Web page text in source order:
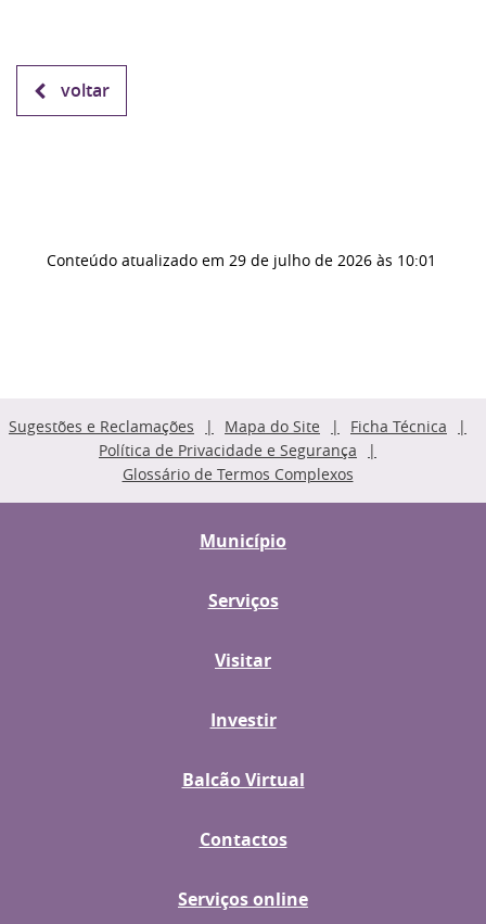
voltar
Conteúdo atualizado em 29 de julho de 2026 às 10:01
Sugestões e Reclamações Mapa do Site
Ficha Técnica
Política de Privacidade e Segurança
Glossário de Termos Complexos
Município
Serviços
Visitar
Investir
Balcão Virtual
Contactos
Serviços online